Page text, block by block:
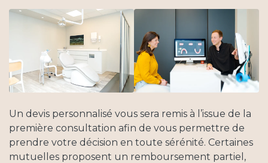
Urgences
Technologies
Contact
Un devis personnalisé vous sera remis à l’issue de la
première consultation afin de vous permettre de
prendre votre décision en toute sérénité. Certaines
mutuelles proposent un remboursement partiel,